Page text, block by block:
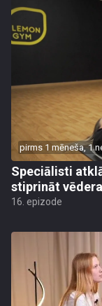
pirms 1 mēneša, 1
Speciālisti
stiprināt
16. epizode